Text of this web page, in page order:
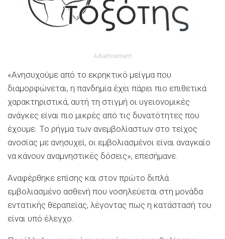
Advertisement
«Ανησυχούμε από το εκρηκτικό μείγμα που
διαμορφώνεται, η πανδημία έχει πάρει πιο επιθετικά
χαρακτηριστικά, αυτή τη στιγμή οι υγειονομικές
ανάγκες είναι πιο μικρές από τις δυνατότητες που
έχουμε. Το ρήγμα των ανεμβολίαστων στο τείχος
ανοσίας με ανησυχεί, οι εμβολιασμένοι είναι αναγκαίο
να κάνουν αναμνηστικές δόσεις», επεσήμανε.
Αναφέρθηκε επίσης και στον πρώτο διπλά
εμβολιασμένο ασθενή που νοσηλεύεται στη μονάδα
εντατικής θεραπείας, λέγοντας πως η κατάστασή του
είναι υπό έλεγχο.